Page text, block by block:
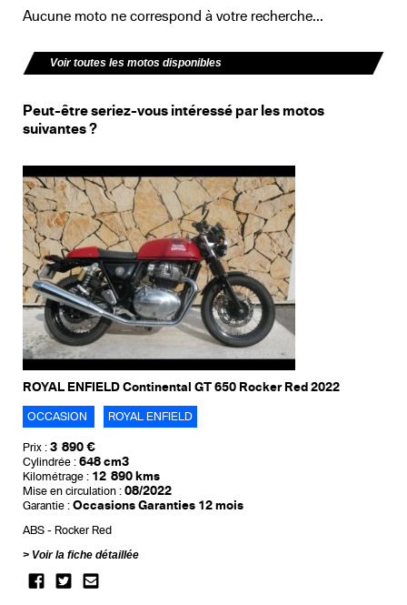
Aucune moto ne correspond à votre recherche...
Voir toutes les motos disponibles
Peut-être seriez-vous intéressé par les motos
suivantes ?
ROYAL ENFIELD Continental GT 650 Rocker Red 2022
OCCASION ROYAL ENFIELD
Prix : 3 890 €
Cylindrée : 648 cm3
Kilométrage : 12 890 kms
Mise en circulation : 08/2022
Garantie : Occasions Garanties 12 mois
ABS
Rocker Red
Voir la fiche détaillée